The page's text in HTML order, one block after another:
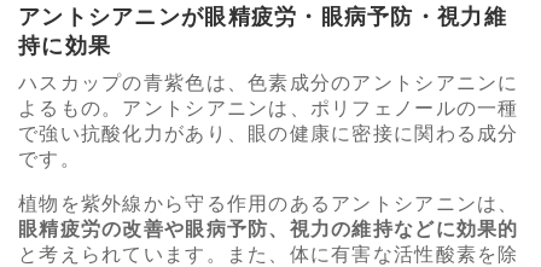
アントシアニンが眼精疲労・眼病予防・視力維
持に効果
ハスカップの青紫色は、色素成分のアントシアニンに
よるもの。アントシアニンは、ポリフェノールの一種
で強い抗酸化力があり、眼の健康に密接に関わる成分
です。
植物を紫外線から守る作用のあるアントシアニンは、
眼精疲労の改善や眼病予防、視力の維持などに効果的
と考えられています。また、体に有害な活性酸素を除